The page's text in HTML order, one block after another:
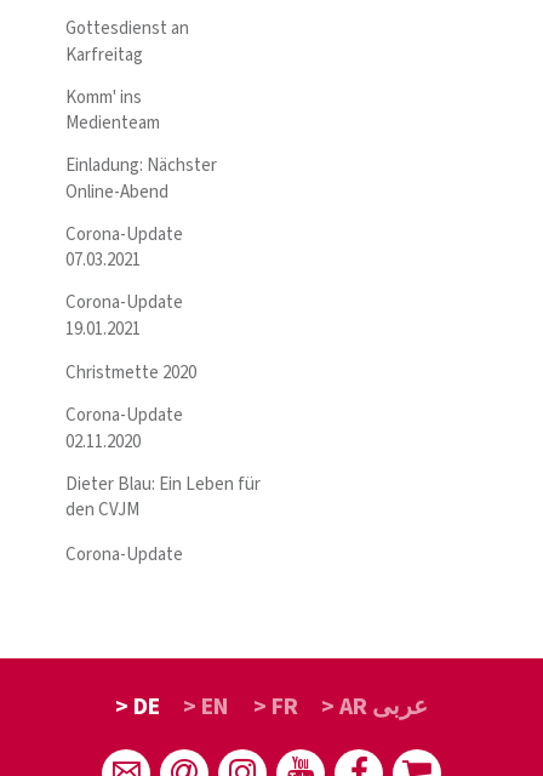
Gottesdienst an
Karfreitag
Komm' ins
Medienteam
Einladung: Nächster
Online-Abend
Corona-Update
07.03.2021
Corona-Update
19.01.2021
Christmette 2020
Corona-Update
02.11.2020
Dieter Blau: Ein Leben für
den CVJM
Corona-Update
> DE > EN > FR > AR عربى